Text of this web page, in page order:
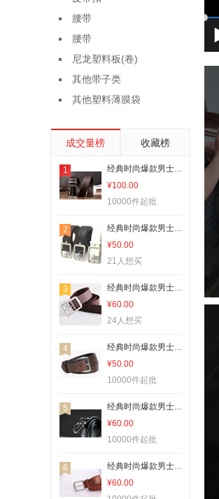
腰带
腰带
尼龙塑料板(卷)
其他带子类
其他塑料薄膜袋
成交量榜 收藏榜
1
经典时尚爆款男士皮带10000578款
¥100.00
10000件起批
2
经典时尚爆款男士皮带10000574款
¥50.00
21人想买
3
经典时尚爆款男士皮带10000570款
¥60.00
24人想买
4
经典时尚爆款男士皮带10000730款
¥50.00
10000件起批
5
经典时尚爆款男士皮带10000552款
¥60.00
10000件起批
6
经典时尚爆款男士皮带10000606款
¥60.00